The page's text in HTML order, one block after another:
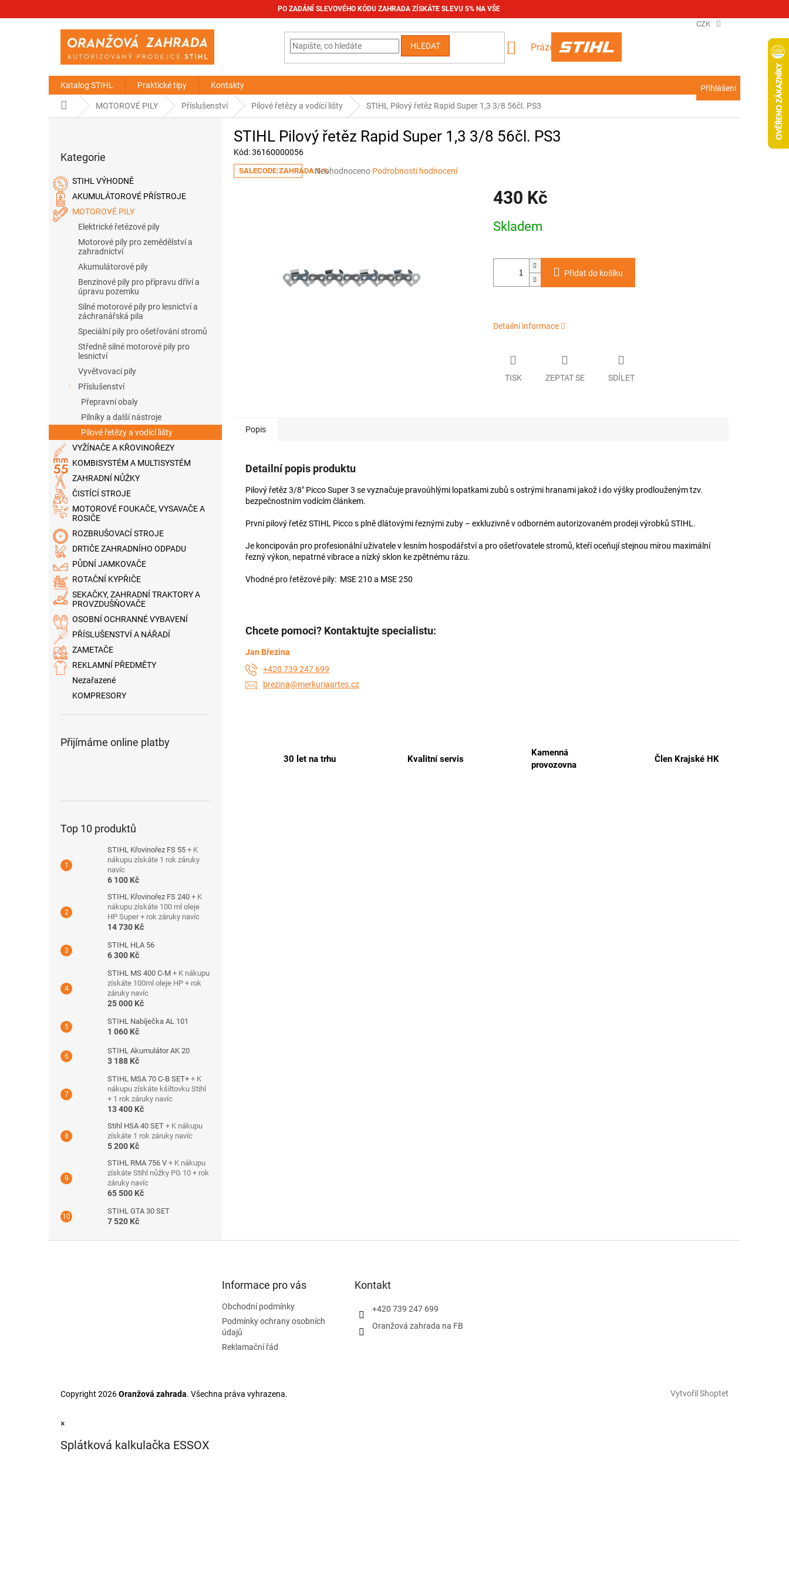
PO ZADÁNÍ SLEVOVÉHO KÓDU ZAHRADA ZÍSKÁTE SLEVU 5% NA VŠE
CZK
Přihlášení
HLEDAT
NÁKUPNÍ
KOŠÍK
Prázdný košík
Katalog STIHL Praktické tipy Kontakty
Domů MOTOROVÉ PILY Příslušenství Pilové řetězy a vodící lišty STIHL Pilový řetěz Rapid Super 1,3 3/8 56čl. PS3
a
n
kategorie
Kategorie
STIHL VÝHODNĚ
AKUMULÁTOROVÉ PŘÍSTROJE
MOTOROVÉ PILY
Elektrické řetězové pily
Motorové pily pro zemědělství a
zahradnictví
Akumulátorové pily
Benzínové pily pro přípravu dříví a
úpravu pozemku
Silné motorové pily pro lesnictví a
záchranářská pila
Speciální pily pro ošetřování stromů
Středně silné motorové pily pro
lesnictví
Vyvětvovací pily
Příslušenství
Přepravní obaly
Pilníky a další nástroje
Pilové řetězy a vodící lišty
VYŽÍNAČE A KŘOVINOŘEZY
KOMBISYSTÉM A MULTISYSTÉM
ZAHRADNÍ NŮŽKY
ČISTÍCÍ STROJE
MOTOROVÉ FOUKAČE, VYSAVAČE A
ROSIČE
ROZBRUŠOVACÍ STROJE
DRTIČE ZAHRADNÍHO ODPADU
PŮDNÍ JAMKOVAČE
ROTAČNÍ KYPŘIČE
SEKAČKY, ZAHRADNÍ TRAKTORY A
PROVZDUŠŇOVAČE
OSOBNÍ OCHRANNÉ VYBAVENÍ
PŘÍSLUŠENSTVÍ A NÁŘADÍ
ZAMETAČE
REKLAMNÍ PŘEDMĚTY
Nezařazené
KOMPRESORY
Přijímáme online platby
Top 10 produktů
STIHL Křovinořez FS 55 + K
nákupu získáte 1 rok záruky
navíc
6 100 Kč
STIHL Křovinořez FS 240 + K
nákupu získáte 100 ml oleje
HP Super + rok záruky navíc
14 730 Kč
STIHL HLA 56
6 300 Kč
STIHL MS 400 C-M + K nákupu
získáte 100ml oleje HP + rok
záruky navíc
25 000 Kč
STIHL Nabíječka AL 101
1 060 Kč
STIHL Akumulátor AK 20
3 188 Kč
STIHL MSA 70 C-B SET+ + K
nákupu získáte kšiltovku Stihl
+ 1 rok záruky navíc
13 400 Kč
Stihl HSA 40 SET + K nákupu
získáte 1 rok záruky navíc
5 200 Kč
STIHL RMA 756 V + K nákupu
získáte Stihl nůžky PG 10 + rok
záruky navíc
65 500 Kč
STIHL GTA 30 SET
7 520 Kč
STIHL Pilový řetěz Rapid Super 1,3 3/8 56čl. PS3
Kód:36160000056
SALECODE:ZAHRADA:5:%Průměrné
Neohodnoceno Podrobnosti hodnocení
430 Kč
cena:
Skladem
Přidat do košíku
Detailní informace
TISK ZEPTAT SE SDÍLET
30 let na trhu Kvalitní servis
Kamenná
provozovna
Člen Krajské HK
Popis
Detailní popis produktu
Pilový řetěz 3/8" Picco Super 3 se vyznačuje pravoúhlými lopatkami zubů s ostrými hranami jakož i do výšky prodlouženým tzv.
bezpečnostním vodícím článkem.
První pilový řetěz STIHL Picco s plně dlátovými řeznými zuby – exkluzivně v odborném autorizovaném prodeji výrobků STIHL.
Je koncipován pro profesionální uživatele v lesním hospodářství a pro ošetřovatele stromů, kteří oceňují stejnou mírou maximální
řezný výkon, nepatrné vibrace a nízký sklon ke zpětnému rázu.
Vhodné pro řetězové pily: MSE 210 a MSE 250
Chcete pomoci? Kontaktujte specialistu:
Jan Březina
+420 739 247 699
brezina@merkuriaartes.cz
Informace pro vás
Obchodní podmínky
Podmínky ochrany osobních
údajů
Reklamační řád
Kontakt
+420 739 247 699
Oranžová zahrada na FB
Vytvořil Shoptet
Copyright 2026Oranžová zahrada. Všechna práva vyhrazena.
×
Splátková kalkulačka ESSOX